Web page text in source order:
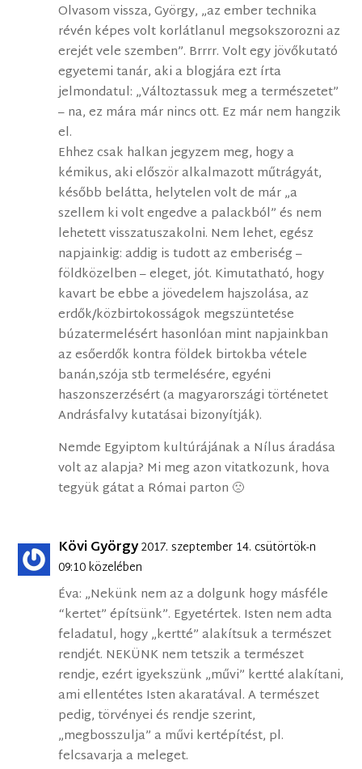
Olvasom vissza, György, „az ember technika
révén képes volt korlátlanul megsokszorozni az
erejét vele szemben”. Brrrr. Volt egy jövőkutató
egyetemi tanár, aki a blogjára ezt írta
jelmondatul: „Változtassuk meg a természetet”
– na, ez mára már nincs ott. Ez már nem hangzik
el.
Ehhez csak halkan jegyzem meg, hogy a
kémikus, aki először alkalmazott műtrágyát,
később belátta, helytelen volt de már „a
szellem ki volt engedve a palackból” és nem
lehetett visszatuszakolni. Nem lehet, egész
napjainkig: addig is tudott az emberiség –
földközelben – eleget, jót. Kimutatható, hogy
kavart be ebbe a jövedelem hajszolása, az
erdők/közbirtokosságok megszüntetése
búzatermelésért hasonlóan mint napjainkban
az esőerdők kontra földek birtokba vétele
banán,szója stb termelésére, egyéni
haszonszerzésért (a magyarországi történetet
Andrásfalvy kutatásai bizonyítják).
Nemde Egyiptom kultúrájának a Nílus áradása
volt az alapja? Mi meg azon vitatkozunk, hova
tegyük gátat a Római parton 🙁
Kövi György2017. szeptember 14. csütörtök-n
09:10 közelében
Éva: „Nekünk nem az a dolgunk hogy másféle
“kertet” építsünk”. Egyetértek. Isten nem adta
feladatul, hogy „kertté” alakítsuk a természet
rendjét. NEKÜNK nem tetszik a természet
rendje, ezért igyekszünk „művi” kertté alakítani,
ami ellentétes Isten akaratával. A természet
pedig, törvényei és rendje szerint,
„megbosszulja” a művi kertépítést, pl.
felcsavarja a meleget.